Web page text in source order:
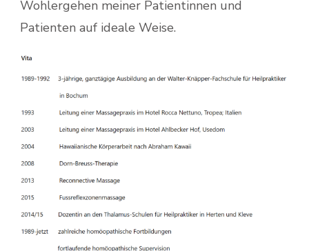
Wohlergehen meiner Patientinnen und
Patienten auf ideale Weise.